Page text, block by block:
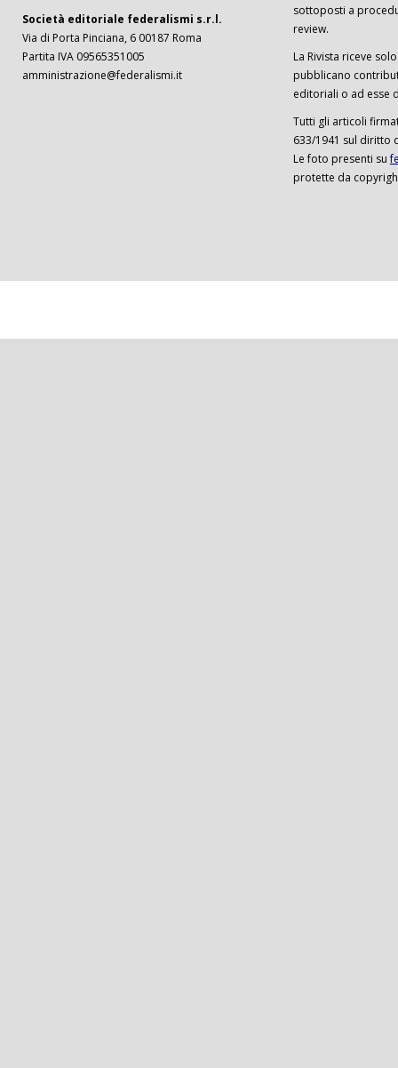
Società editoriale federalismi s.r.l.
Via di Porta Pinciana, 6 00187 Roma
Partita IVA 09565351005
amministrazione@federalismi.it
sottoposti a
review.
La Rivista riceve
pubblicano
editoriali o ad esse
Tutti gli articoli
633/1941 sul diritto
Le foto presenti su
protette da